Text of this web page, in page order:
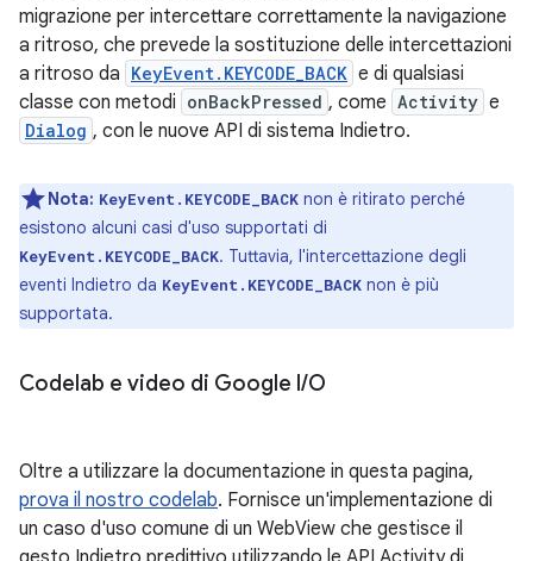
migrazione per intercettare correttamente la navigazione
a ritroso, che prevede la sostituzione delle intercettazioni
a ritroso da KeyEvent.KEYCODE_BACK e di qualsiasi
classe con metodi onBackPressed , come Activity e
Dialog , con le nuove API di sistema Indietro.
Nota: KeyEvent.KEYCODE_BACK non è ritirato perché
esistono alcuni casi d'uso supportati di
KeyEvent.KEYCODE_BACK. Tuttavia, l'intercettazione degli
eventi Indietro da KeyEvent.KEYCODE_BACK non è più
supportata.
Codelab e video di Google I/O
Oltre a utilizzare la documentazione in questa pagina,
prova il nostro codelab. Fornisce un'implementazione di
un caso d'uso comune di un WebView che gestisce il